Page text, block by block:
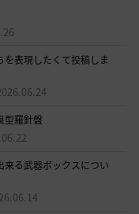
表現したくて投稿しま
型羅針盤
来る武器ボックスについ